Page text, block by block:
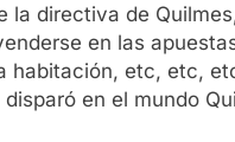
la directiva de
en las
habitación, etc, etc,
en el mundo